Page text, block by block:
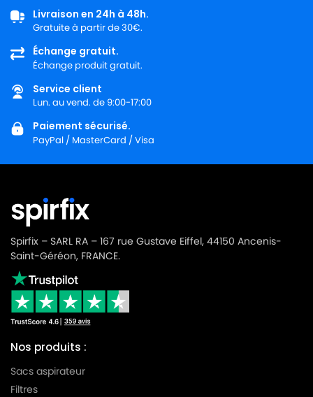
KARCHER
KARCHER NT 361 TE
KARCHER
KARCHER XPERT NT 360
Livraison en 24h à 48h.
Gratuite à partir de 30€.
Échange gratuit.
Échange produit gratuit.
Service client
Lun. au vend. de 9:00-17:00
Paiement sécurisé.
PayPal / MasterCard / Visa
Spirfix – SARL RA – 167 rue Gustave Eiffel, 44150 Ancenis-
Saint-Géréon, FRANCE.
Nos produits :
Sacs aspirateur
Filtres